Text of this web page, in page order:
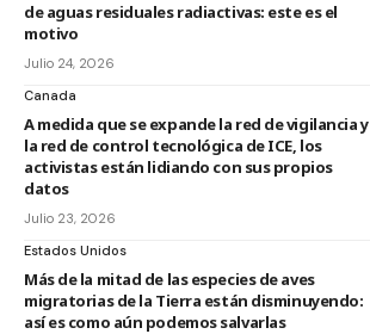
de aguas residuales radiactivas: este es el
motivo
Julio 24, 2026
Canada
A medida que se expande la red de vigilancia y
la red de control tecnológica de ICE, los
activistas están lidiando con sus propios
datos
Julio 23, 2026
Estados Unidos
Más de la mitad de las especies de aves
migratorias de la Tierra están disminuyendo:
así es como aún podemos salvarlas